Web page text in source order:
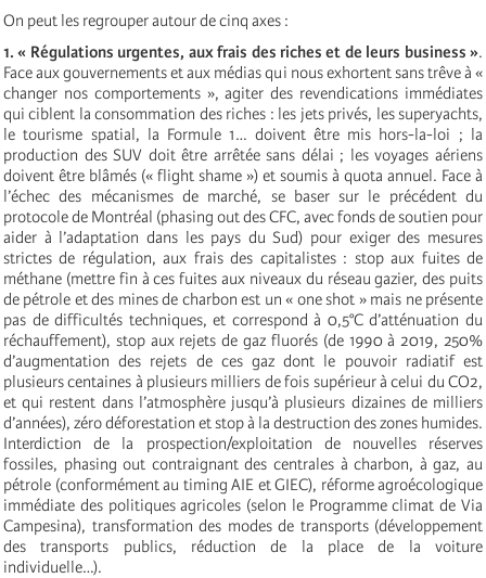
On peut les regrouper autour de cinq axes :
1. « Régulations urgentes, aux frais des riches et de leurs business ».
Face aux gouvernements et aux médias qui nous exhortent sans trêve à «
changer nos comportements », agiter des revendications immédiates
qui ciblent la consommation des riches : les jets privés, les superyachts,
le tourisme spatial, la Formule 1… doivent être mis hors-la-loi ; la
production des SUV doit être arrêtée sans délai ; les voyages aériens
doivent être blâmés (« flight shame ») et soumis à quota annuel. Face à
l’échec des mécanismes de marché, se baser sur le précédent du
protocole de Montréal (phasing out des CFC, avec fonds de soutien pour
aider à l’adaptation dans les pays du Sud) pour exiger des mesures
strictes de régulation, aux frais des capitalistes : stop aux fuites de
méthane (mettre fin à ces fuites aux niveaux du réseau gazier, des puits
de pétrole et des mines de charbon est un « one shot » mais ne présente
pas de difficultés techniques, et correspond à 0,5°C d’atténuation du
réchauffement), stop aux rejets de gaz fluorés (de 1990 à 2019, 250%
d’augmentation des rejets de ces gaz dont le pouvoir radiatif est
plusieurs centaines à plusieurs milliers de fois supérieur à celui du CO2,
et qui restent dans l’atmosphère jusqu’à plusieurs dizaines de milliers
d’années), zéro déforestation etstop à la destruction des zones humides.
Interdiction de la prospection/exploitation de nouvelles réserves
fossiles, phasing out contraignant des centrales à charbon, à gaz, au
pétrole (conformément au timing AIE et GIEC), réforme agroécologique
immédiate des politiques agricoles (selon le Programme climat de Via
Campesina), transformation des modes de transports (développement
des transports publics, réduction de la place de la voiture
individuelle…).